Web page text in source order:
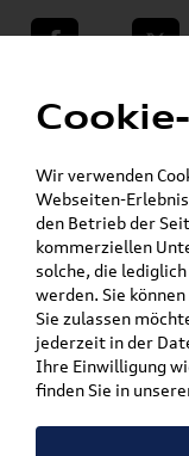
teilen Twitter
VW Shop -
»
Artikel für
Marke wählen
Modell wählen
Karosserieform
Wir verwenden
Webseiten-
den Betrieb der
kommerziellen
solche, die
werden. Sie
Sie zulassen
jederzeit in der
Ihre Einwilligung
finden Sie in